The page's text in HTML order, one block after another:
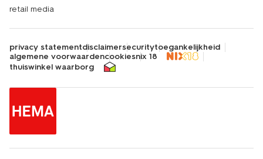
retail media
privacy statementdisclaimersecuritytoegankelijkheid
algemene voorwaardencookiesnix 18
thuiswinkel waarborg